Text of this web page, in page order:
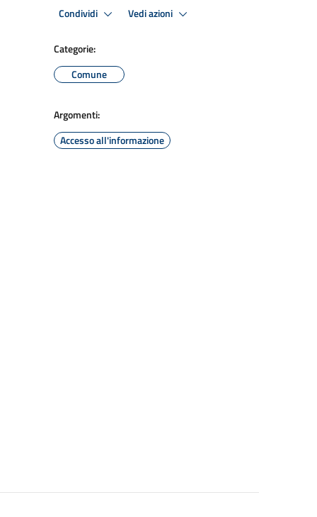
Condividi Vedi azioni
Categorie:
Comune
Argomenti:
Accesso all'informazione